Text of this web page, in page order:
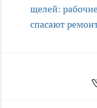
щелей:
спасают